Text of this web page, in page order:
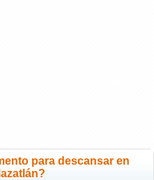
para descansar en